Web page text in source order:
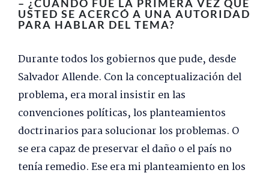
– ¿CUÁNDO FUE LA PRIMERA VEZ QUE
USTED SE ACERCÓ A UNA AUTORIDAD
PARA HABLAR DEL TEMA?
Durante todos los gobiernos que pude, desde
Salvador Allende. Con la conceptualización del
problema, era moral insistir en las
convenciones políticas, los planteamientos
doctrinarios para solucionar los problemas. O
se era capaz de preservar el daño o el país no
tenía remedio. Ese era mi planteamiento en los